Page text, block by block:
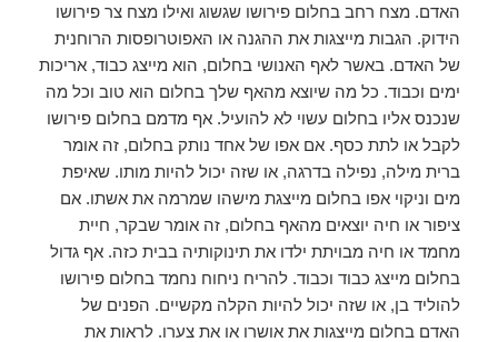
האדם. מצח רחב בחלום פירושו שגשוג ואילו מצח צר פירושו
הידוק. הגבות מייצגות את ההגנה או האפוטרופסות הרוחנית
של האדם. באשר לאף האנושי בחלום, הוא מייצג כבוד, אריכות
ימים וכבוד. כל מה שיוצא מהאף שלך בחלום הוא טוב וכל מה
שנכנס אליו בחלום עשוי לא להועיל. אף מדמם בחלום פירושו
לקבל או לתת כסף. אם אפו של אחד נותק בחלום, זה אומר
ברית מילה, נפילה בדרגה, או שזה יכול להיות מותו. שאיפת
מים וניקוי אפו בחלום מייצגת מישהו שמרמה את אשתו. אם
ציפור או חיה יוצאים מהאף בחלום, זה אומר שבקר, חיית
מחמד או חיה מבויתת ילדו את תינוקותיה בבית כזה. אף גדול
בחלום מייצג כבוד וכבוד. להריח ניחוח נחמד בחלום פירושו
להוליד בן, או שזה יכול להיות הקלה מקשיים. הפנים של
האדם בחלום מייצגות את אושרו או את צערו. לראות את